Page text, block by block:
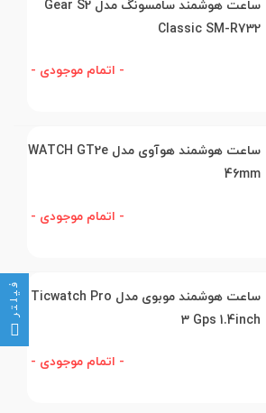
ساعت هوشمند سامسونگ مدل Gear S2
Classic SM-R732
- اتمام موجودی -
ساعت هوشمند هوآوی مدل WATCH GT2e
46mm
- اتمام موجودی -
ساعت هوشمند موبوی مدل Ticwatch Pro
3 Gps 1.4inch
- اتمام موجودی -
فیلتر